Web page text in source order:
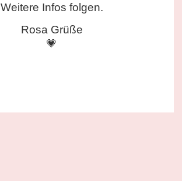
Weitere Infos folgen.
Rosa Grüße
💗